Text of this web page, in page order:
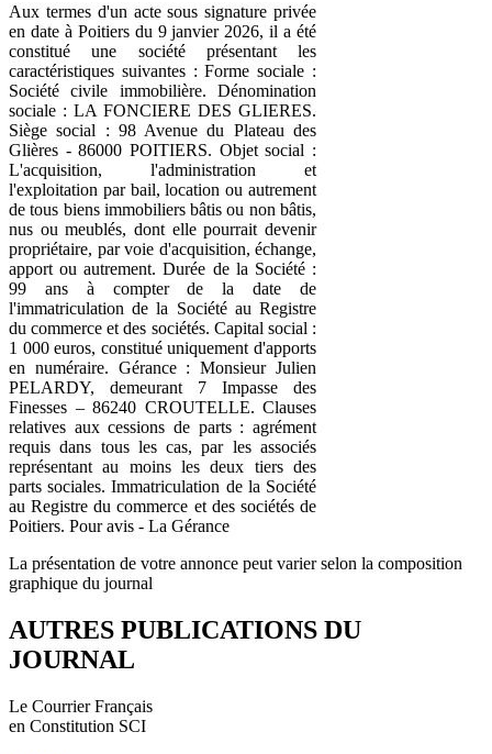
Aux termes d'un acte sous signature privée
en date à Poitiers du 9 janvier 2026, il a été
constitué une société présentant les
caractéristiques suivantes : Forme sociale :
Société civile immobilière. Dénomination
sociale : LA FONCIERE DES GLIERES.
Siège social : 98 Avenue du Plateau des
Glières - 86000 POITIERS. Objet social :
L'acquisition, l'administration et
l'exploitation par bail, location ou autrement
de tous biens immobiliers bâtis ou non bâtis,
nus ou meublés, dont elle pourrait devenir
propriétaire, par voie d'acquisition, échange,
apport ou autrement. Durée de la Société :
99 ans à compter de la date de
l'immatriculation de la Société au Registre
du commerce et des sociétés. Capital social :
1 000 euros, constitué uniquement d'apports
en numéraire. Gérance : Monsieur Julien
PELARDY, demeurant 7 Impasse des
Finesses – 86240 CROUTELLE. Clauses
relatives aux cessions de parts : agrément
requis dans tous les cas, par les associés
représentant au moins les deux tiers des
parts sociales. Immatriculation de la Société
au Registre du commerce et des sociétés de
Poitiers. Pour avis - La Gérance
La présentation de votre annonce peut varier selon la composition
graphique du journal
AUTRES PUBLICATIONS DU
JOURNAL
Le Courrier Français
en Constitution SCI